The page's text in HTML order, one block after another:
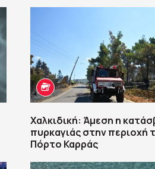
Χαλκιδική: Άμεση η
πυρκαγιάς στην περιοχή
Πόρτο Καρράς